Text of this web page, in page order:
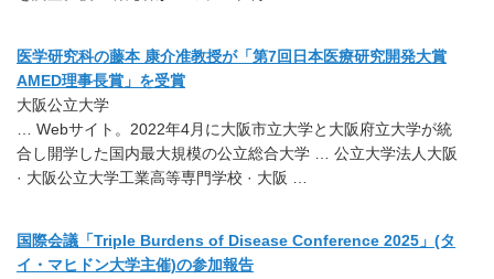
医学研究科の藤本 康介准教授が「第7回日本医療研究開発大賞
AMED理事長賞」を受賞
大阪公立大学
… Webサイト。2022年4月に大阪市立大学と大阪府立大学が統
合し開学した国内最大規模の公立総合大学 … 公立大学法人大阪
· 大阪公立大学工業高等専門学校 · 大阪 …
国際会議「Triple Burdens of Disease Conference 2025」(タ
イ・マヒドン大学主催)の参加報告